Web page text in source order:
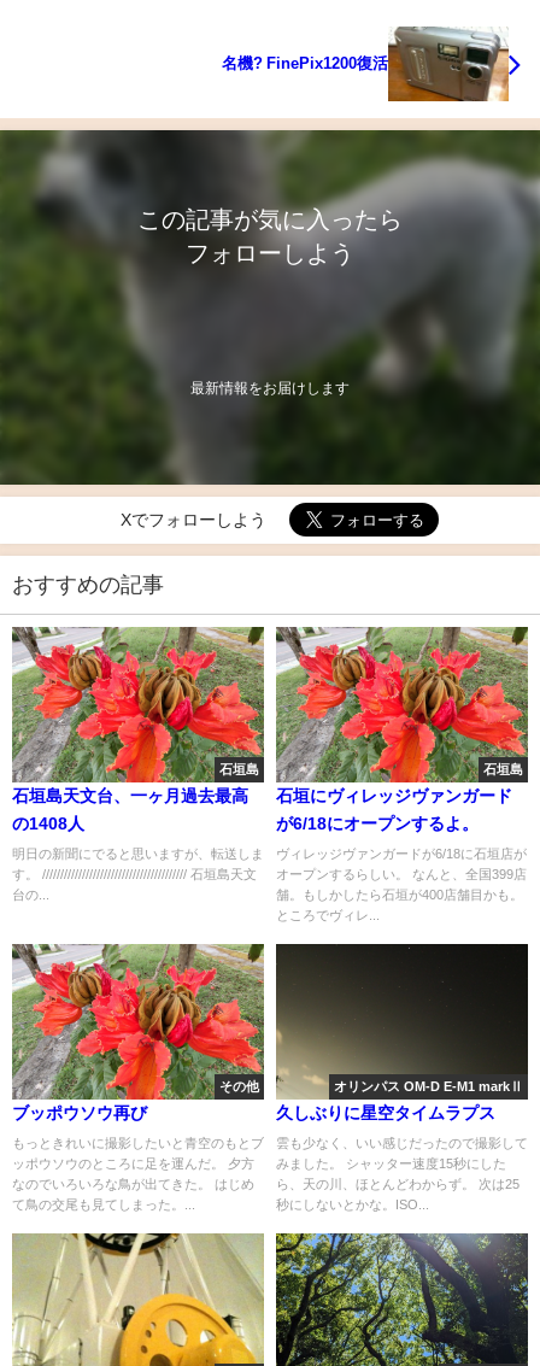
名機? FinePix1200復活
この記事が気に入ったら
フォローしよう
最新情報をお届けします
Xでフォローしよう
おすすめの記事
石垣島
石垣島天文台、一ヶ月過去最高
の1408人
明日の新聞にでると思いますが、転送しま
す。 //////////////////////////////////////// 石垣島天文
台の...
石垣島
石垣にヴィレッジヴァンガード
が6/18にオープンするよ。
ヴィレッジヴァンガードが6/18に石垣店が
オープンするらしい。 なんと、全国399店
舗。もしかしたら石垣が400店舗目かも。
ところでヴィレ...
その他
ブッポウソウ再び
もっときれいに撮影したいと青空のもとブ
ッポウソウのところに足を運んだ。 夕方
なのでいろいろな鳥が出てきた。 はじめ
て鳥の交尾も見てしまった。...
オリンパス OM-D E-M1 markⅡ
久しぶりに星空タイムラプス
雲も少なく、いい感じだったので撮影して
みました。 シャッター速度15秒にした
ら、天の川、ほとんどわからず。 次は25
秒にしないとかな。ISO...